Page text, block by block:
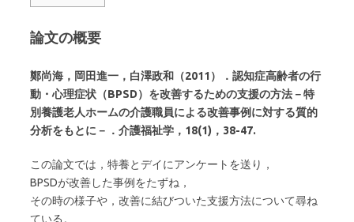
論文の概要
鄭尚海，岡田進一，白澤政和（2011）．認知症高齢者の行
動・心理症状（BPSD）を改善するための支援の方法－特
別養護老人ホームの介護職員による改善事例に対する質的
分析をもとに－．介護福祉学，18(1)，38-47.
この論文では，特養とデイにアンケートを送り，
BPSDが改善した事例をたずね，
その時の様子や，改善に結びついた支援方法について尋ね
ている。